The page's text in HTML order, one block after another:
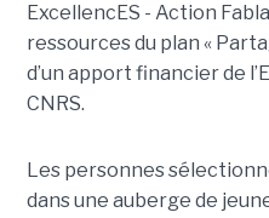
ExcellencES - Action
ressources du plan «
d’un apport financier de
CNRS.
Les personnes
dans une auberge de